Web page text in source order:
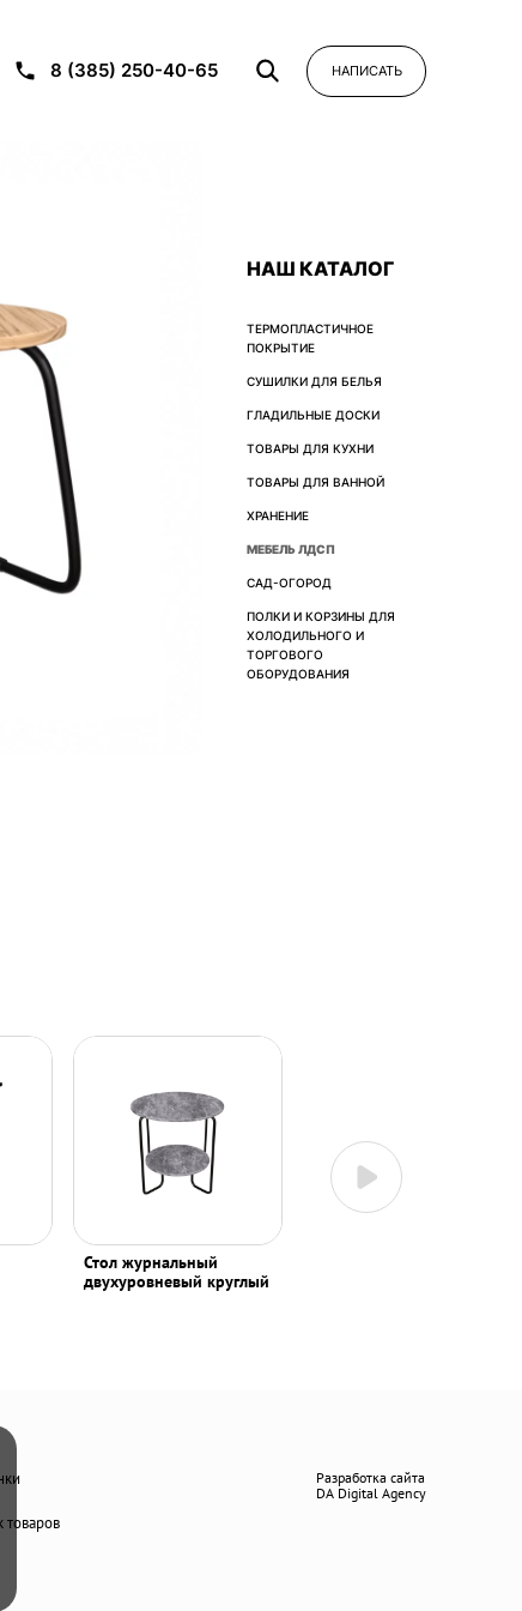
8 (385) 250-40-65 НАПИСАТЬ
НАШ КАТАЛОГ
ТЕРМОПЛАСТИЧНОЕ
ПОКРЫТИЕ
СУШИЛКИ ДЛЯ БЕЛЬЯ
ГЛАДИЛЬНЫЕ ДОСКИ
ТОВАРЫ ДЛЯ КУХНИ
ТОВАРЫ ДЛЯ ВАННОЙ
ХРАНЕНИЕ
МЕБЕЛЬ ЛДСП
САД-ОГОРОД
ПОЛКИ И КОРЗИНЫ ДЛЯ
ХОЛОДИЛЬНОГО И
ТОРГОВОГО
ОБОРУДОВАНИЯ
Стол журнальный
двухуровневый круглый
товаров
Разработка сайта
DA Digital Agency